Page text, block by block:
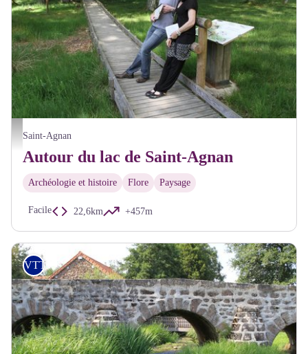
Sentier de découverte de l'étang Taureau - Alain Millot Pnr Morvan
Saint-Agnan
Autour du lac de Saint-Agnan
Archéologie et histoire Flore Paysage
Facile 22,6km +457m
VTT